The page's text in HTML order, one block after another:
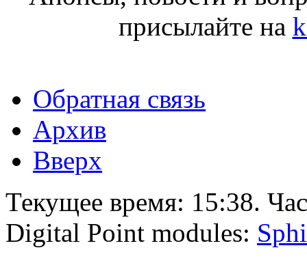
присылайте на
Обратная связь
Архив
Вверх
Текущее время: 15:38.
Digital Point modules: